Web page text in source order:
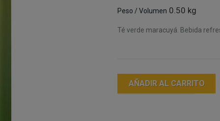
Peso / Volumen 0.50 kg
Té verde maracuyá. Bebida
AÑADIR AL CARRITO